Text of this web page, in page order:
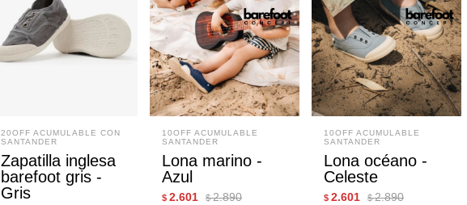
20OFF ACUMULABLE CON
SANTANDER
Zapatilla inglesa
barefoot gris -
Gris
10OFF ACUMULABLE
SANTANDER
Lona marino -
Azul
$ 2.601 $ 2.890
10OFF ACUMULABLE
SANTANDER
Lona océano -
Celeste
$ 2.601 $ 2.890